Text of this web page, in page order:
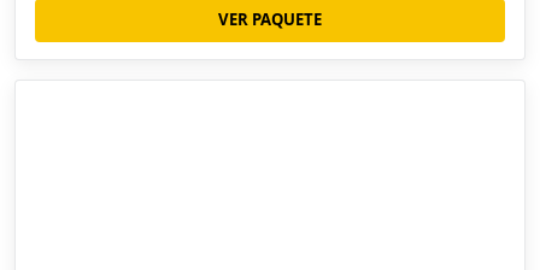
VER PAQUETE